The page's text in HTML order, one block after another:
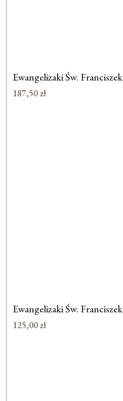
Ewangelizaki Św.
187,50zł
Ewangelizaki Św.
125,00zł